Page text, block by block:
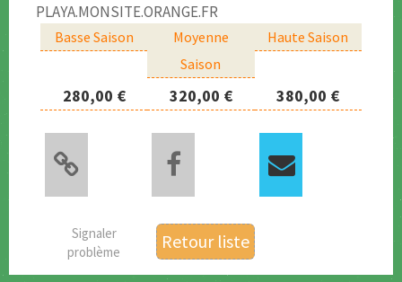
PLAYA.MONSITE.ORANGE.FR
Basse Saison
Moyenne
Saison
Haute Saison
280,00 € 320,00 € 380,00 €
Signaler
problème
Retour liste